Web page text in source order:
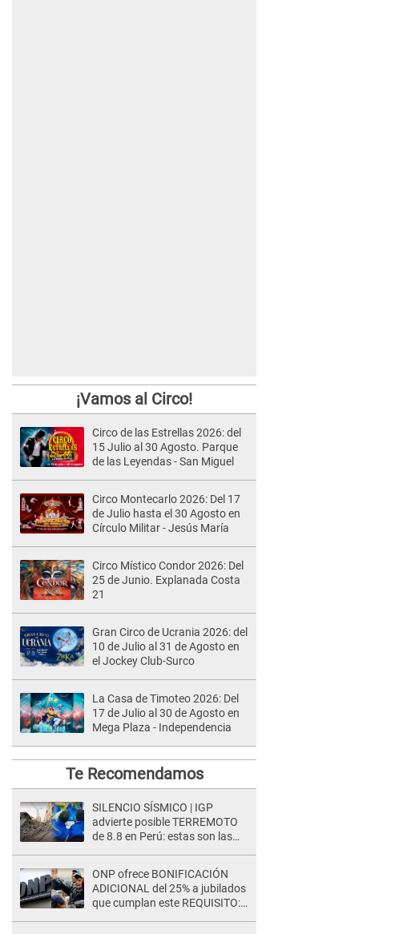
¡Vamos al Circo!
Circo de las Estrellas 2026: del
15 Julio al 30 Agosto. Parque
de las Leyendas - San Miguel
Circo Montecarlo 2026: Del 17
de Julio hasta el 30 Agosto en
Círculo Militar - Jesús María
Circo Místico Condor 2026: Del
25 de Junio. Explanada Costa
21
Gran Circo de Ucrania 2026: del
10 de Julio al 31 de Agosto en
el Jockey Club-Surco
La Casa de Timoteo 2026: Del
17 de Julio al 30 de Agosto en
Mega Plaza - Independencia
Te Recomendamos
SILENCIO SÍSMICO | IGP
advierte posible TERREMOTO
de 8.8 en Perú: estas son las
ONP ofrece BONIFICACIÓN
ADICIONAL del 25% a jubilados
que cumplan este REQUISITO: